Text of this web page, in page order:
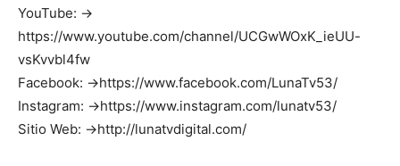
YouTube: →
https://www.youtube.com/channel/UCGwWOxK_ieUU-
vsKvvbl4fw
Facebook: →https://www.facebook.com/LunaTv53/
Instagram: →https://www.instagram.com/lunatv53/
Sitio Web: →http://lunatvdigital.com/